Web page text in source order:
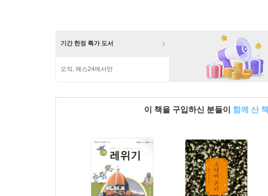
기간 한정 특가 도서
오직, 예스24에서만
이 책을 구입하신 분들이 함께 산 책